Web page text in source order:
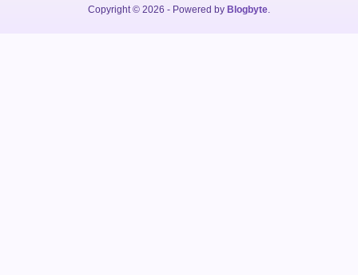
Copyright © 2026 - Powered by Blogbyte.